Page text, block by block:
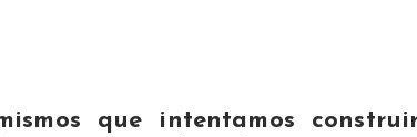
que intentamos